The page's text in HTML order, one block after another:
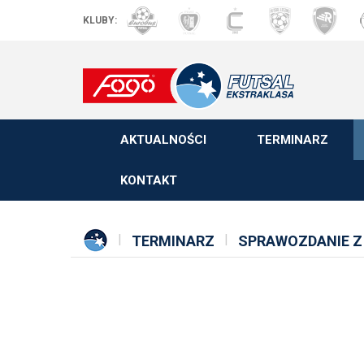
KLUBY:
AKTUALNOŚCI TERMINARZ
KONTAKT
TERMINARZ SPRAWOZDANIE